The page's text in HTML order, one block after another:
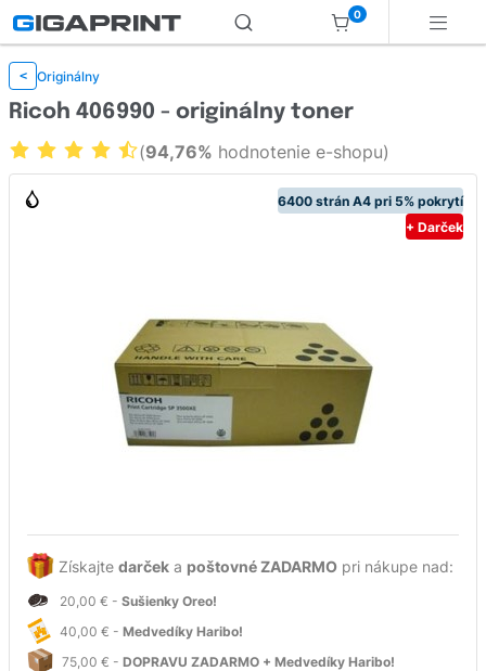
0
< Originálny
6400 strán A4 pri 5% pokrytí
+ Darček
Získajte darček a poštovné ZADARMO pri nákupe nad:
20,00 € - Sušienky Oreo!
40,00 € - Medvedíky Haribo!
75,00 € - DOPRAVU ZADARMO + Medvedíky Haribo!
Ricoh 406990 - originálny toner
(94,76% hodnotenie e-shopu)